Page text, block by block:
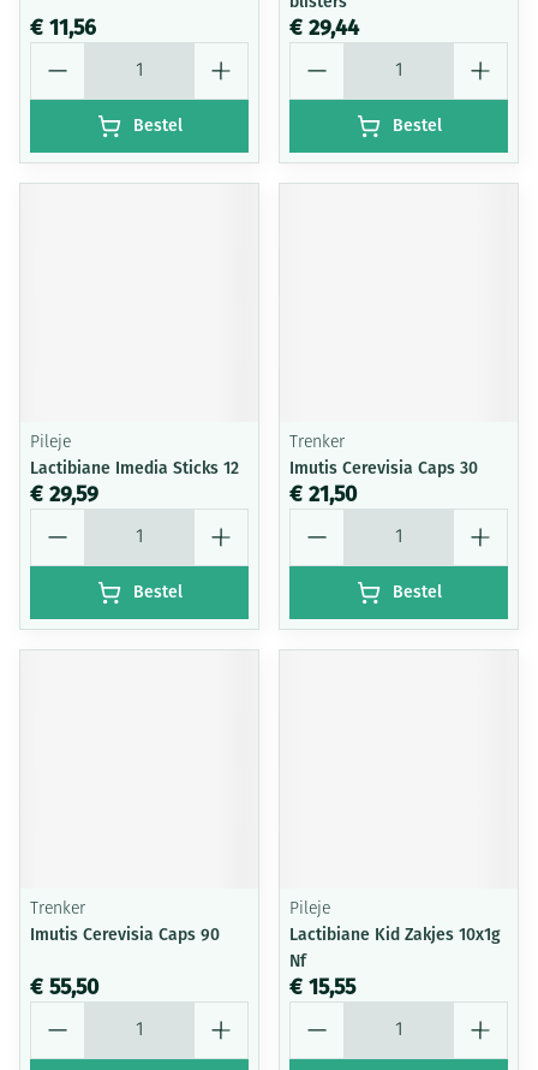
€ 11,56
Bestel
€ 29,44
Bestel
Pileje
Lactibiane Imedia Sticks 12
€ 29,59
Bestel
Trenker
Imutis Cerevisia Caps 30
€ 21,50
Bestel
Trenker
Imutis Cerevisia Caps 90
€ 55,50
Pileje
Lactibiane Kid Zakjes 10x1g
Nf
€ 15,55